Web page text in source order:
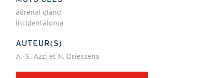
adrenal gland
incidentaloma
AUTEUR(S)
A.-S. Azzi et N. Driessens